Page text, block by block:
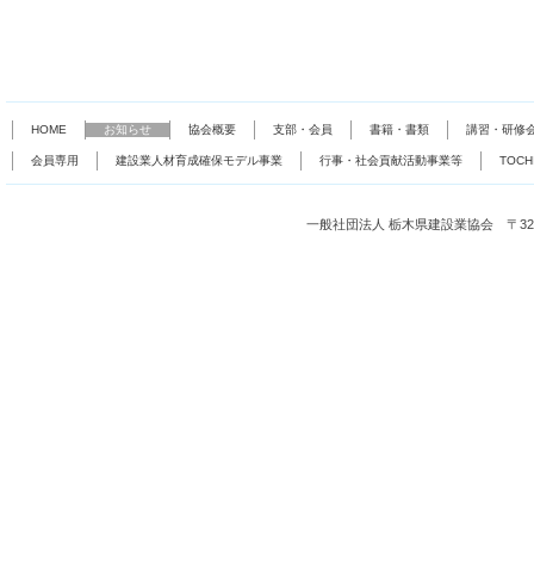
HOME お知らせ 協会概要 支部・会員 書籍・書類 講習・研修
会員専用 建設業人材育成確保モデル事業 行事・社会貢献活動事業等
一般社団法人 栃木県建設業協会 〒